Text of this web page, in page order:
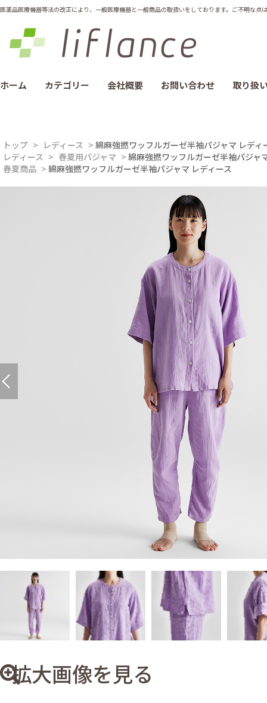
医薬品医療機器等法の改正により、一般医療機器と一般商品の取扱いをしております。ご不明な
ホーム カテゴリー 会社概要 お問い合わせ 取り扱
トップ > レディース > 綿麻強撚ワッフルガーゼ半袖パジャマ レディ
レディース > 春夏用パジャマ > 綿麻強撚ワッフルガーゼ半袖パジャ
春夏商品 > 綿麻強撚ワッフルガーゼ半袖パジャマ レディース
拡大画像を見る